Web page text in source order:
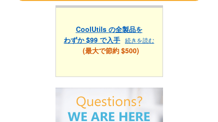
CoolUtils の全製品を
わずか $99 で入手 続きを読む
(最大で節約 $500)